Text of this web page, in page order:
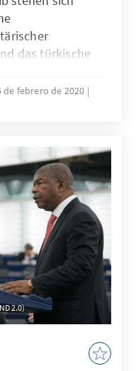
das türkische
aus
in der Region
nochmals
der zweiten
rund 4.000 Luft­
Idlib und Aleppo
flüchten
ohne Zugang zu
Front
eingepfercht
der
derzeit
de febrero de 2020
2.0)